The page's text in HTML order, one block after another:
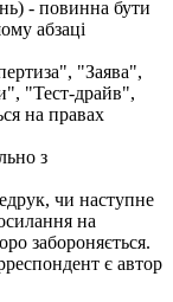
- повинна бути
абзаці
"Заява",
"Тест-драйв",
на правах
з
чи наступне
на
забороняється.
є автор